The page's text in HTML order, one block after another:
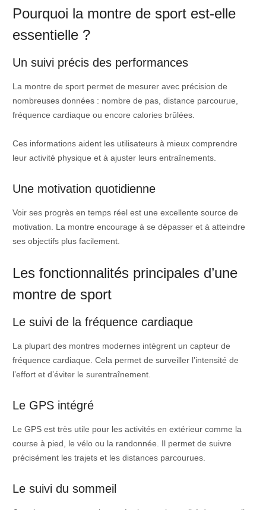
Pourquoi la montre de sport est-elle
essentielle ?
Un suivi précis des performances
La montre de sport permet de mesurer avec précision de
nombreuses données : nombre de pas, distance parcourue,
fréquence cardiaque ou encore calories brûlées.
Ces informations aident les utilisateurs à mieux comprendre
leur activité physique et à ajuster leurs entraînements.
Une motivation quotidienne
Voir ses progrès en temps réel est une excellente source de
motivation. La montre encourage à se dépasser et à atteindre
ses objectifs plus facilement.
Les fonctionnalités principales d’une
montre de sport
Le suivi de la fréquence cardiaque
La plupart des montres modernes intègrent un capteur de
fréquence cardiaque. Cela permet de surveiller l’intensité de
l’effort et d’éviter le surentraînement.
Le GPS intégré
Le GPS est très utile pour les activités en extérieur comme la
course à pied, le vélo ou la randonnée. Il permet de suivre
précisément les trajets et les distances parcourues.
Le suivi du sommeil